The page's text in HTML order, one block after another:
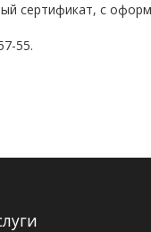
сертификат, с
55.